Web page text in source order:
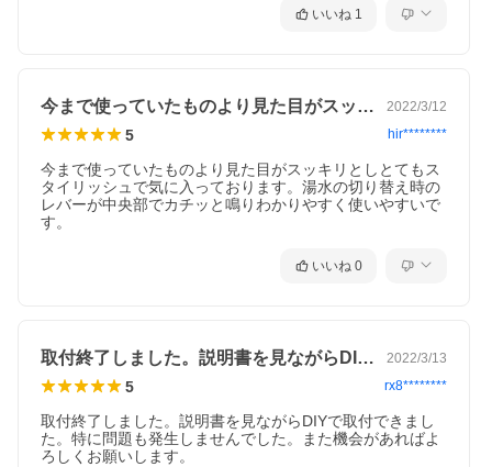
いいね 1
今まで使っていたものより見た目がスッキ… 2022/3/12
5 hir********
今まで使っていたものより見た目がスッキリとしとてもス
タイリッシュで気に入っております。湯水の切り替え時の
レバーが中央部でカチッと鳴りわかりやすく使いやすいで
す。
いいね 0
取付終了しました。説明書を見ながらDI… 2022/3/13
5 rx8********
取付終了しました。説明書を見ながらDIYで取付できまし
た。特に問題も発生しませんでした。また機会があればよ
ろしくお願いします。